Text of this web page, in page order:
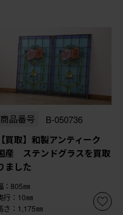
商品番号 B-050736
【買取】和製アンティーク
産 ステンドグラスを買取
ました
：805㎜
行：10㎜
さ：1,175㎜